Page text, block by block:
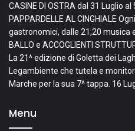
CASINE DI OSTRA dal 31 Luglio
PAPPARDELLE AL CINGHIALE
gastronomici, dalle 21,20 musica
BALLO e ACCOGLIENTI
La 21^ edizione di Goletta dei
Legambiente che tutela e
Marche per la sua 7^ tappa. 16
Menu